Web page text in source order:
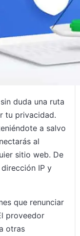
duda una ruta
tu privacidad.
a salvo
al
sitio web. De
IP y
que renunciar
proveedor
otras